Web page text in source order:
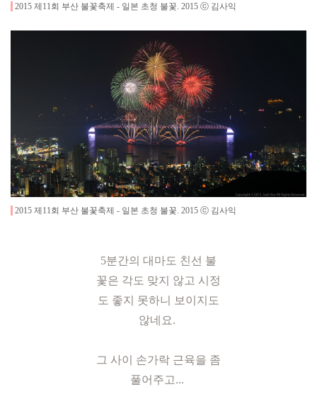
2015 제11회 부산 불꽃축제 - 일본 초청 불꽃 2015 ⓒ 김사익
2015 제11회 부산 불꽃축제 - 일본 초청 불꽃. 2015 ⓒ 김사익
5분간의 대마도 친선 불
꽃은 각도 맞지 않고 시정
도 좋지 못하니 보이지도
않네요.
그 사이 손가락 근육을 좀
풀어주고...